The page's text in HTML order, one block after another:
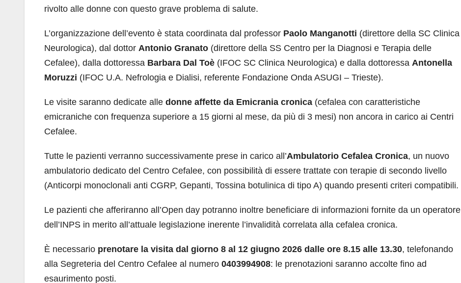
rivolto alle donne con questo grave problema di salute.
L’organizzazione dell’evento è stata coordinata dal professor Paolo Manganotti (direttore della SC Clinica
Neurologica), dal dottor Antonio Granato (direttore della SS Centro per la Diagnosi e Terapia delle
Cefalee), dalla dottoressa Barbara Dal Toè (IFOC SC Clinica Neurologica) e dalla dottoressa Antonella
Moruzzi (IFOC U.A. Nefrologia e Dialisi, referente Fondazione Onda ASUGI – Trieste).
Le visite saranno dedicate alle donne affette da Emicrania cronica (cefalea con caratteristiche
emicraniche con frequenza superiore a 15 giorni al mese, da più di 3 mesi) non ancora in carico ai Centri
Cefalee.
Tutte le pazienti verranno successivamente prese in carico all’Ambulatorio Cefalea Cronica, un nuovo
ambulatorio dedicato del Centro Cefalee, con possibilità di essere trattate con terapie di secondo livello
(Anticorpi monoclonali anti CGRP, Gepanti, Tossina botulinica di tipo A) quando presenti criteri compatibili.
Le pazienti che afferiranno all’Open day potranno inoltre beneficiare di informazioni fornite da un operatore
dell’INPS in merito all’attuale legislazione inerente l’invalidità correlata alla cefalea cronica.
È necessario prenotare la visita dal giorno 8 al 12 giugno 2026 dalle ore 8.15 alle 13.30, telefonando
alla Segreteria del Centro Cefalee al numero 0403994908: le prenotazioni saranno accolte fino ad
esaurimento posti.